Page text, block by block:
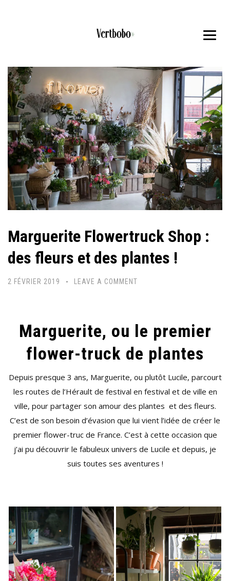
Marguerite Flowertruck Shop :
des fleurs et des plantes !
2 FÉVRIER 2019 LEAVE A COMMENT
Marguerite, ou le premier
flower-truck de plantes
Depuis presque 3 ans, Marguerite, ou plutôt Lucile, parcourt
les routes de l’Hérault de festival en festival et de ville en
ville, pour partager son amour des plantes et des fleurs.
C’est de son besoin d’évasion que lui vient l’idée de créer le
premier flower-truc de France. C’est à cette occasion que
j’ai pu découvrir le fabuleux univers de Lucile et depuis, je
suis toutes ses aventures !